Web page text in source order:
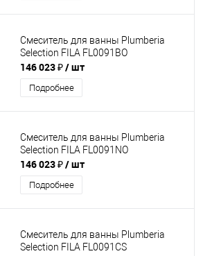
Смеситель для ванны Plumberia
Selection FILA FL0091BO
146 023 ₽/ шт
Подробнее
Смеситель для ванны Plumberia
Selection FILA FL0091NO
146 023 ₽/ шт
Подробнее
Смеситель для ванны Plumberia
Selection FILA FL0091CS